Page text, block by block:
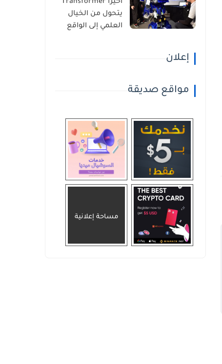
90 موقع )
أخيرا Transformer
يتحول من الخيال
العلمي إلى الواقع
إعلان
مواقع صديقة
مساحة إعلانية